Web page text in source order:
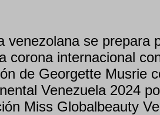
venezolana se prepara
corona internacional
de Georgette Musrie
Venezuela 2024
Miss Globalbeauty